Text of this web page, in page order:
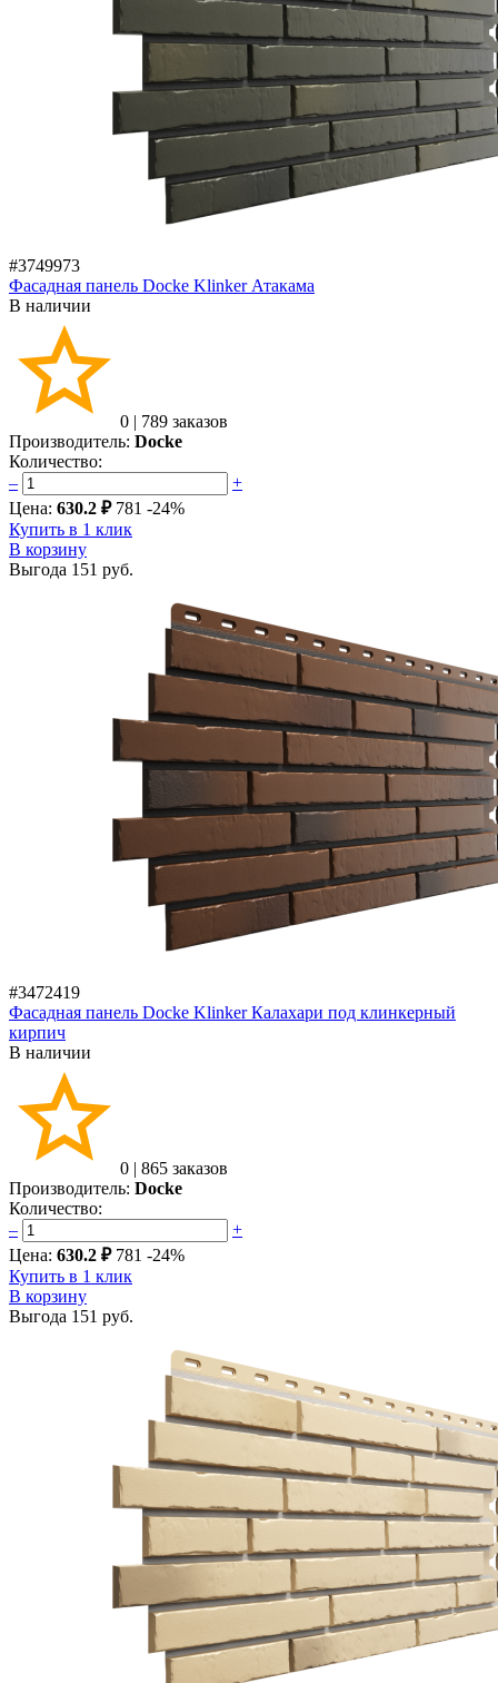
#3749973
Фасадная панель Docke Klinker Атакама
В наличии
0 | 789 заказов
Производитель: Docke
Количество:
–
+
Цена: 630.2 ₽ 781 -24%
Купить в 1 клик
В корзину
Выгода 151 руб.
#3472419
Фасадная панель Docke Klinker Калахари под клинкерный
кирпич
В наличии
0 | 865 заказов
Производитель: Docke
Количество:
–
+
Цена: 630.2 ₽ 781 -24%
Купить в 1 клик
В корзину
Выгода 151 руб.